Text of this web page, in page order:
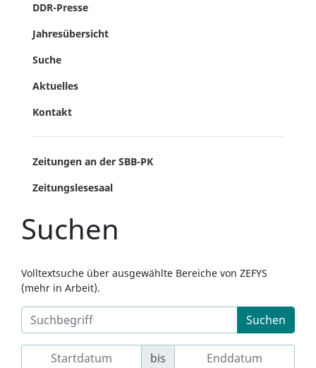
DDR-Presse
Jahresübersicht
Suche
Aktuelles
Kontakt
Zeitungen an der SBB-PK
Zeitungslesesaal
Suchen
Volltextsuche über ausgewählte Bereiche von ZEFYS
(mehr in Arbeit).
Suchen
bis